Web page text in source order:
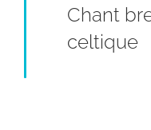
avant
Chant
celtique